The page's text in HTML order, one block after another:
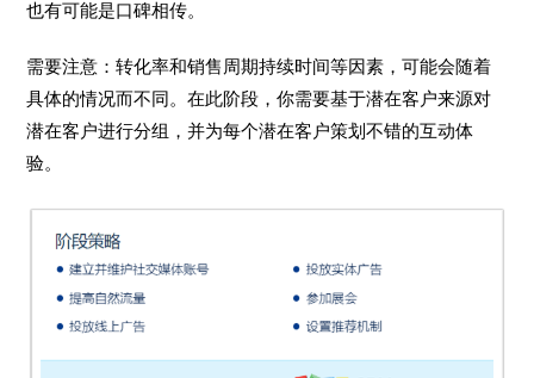
也有可能是口碑相传。
需要注意：转化率和销售周期持续时间等因素，可能会随着
具体的情况而不同。在此阶段，你需要基于潜在客户来源对
潜在客户进行分组，并为每个潜在客户策划不错的互动体
验。